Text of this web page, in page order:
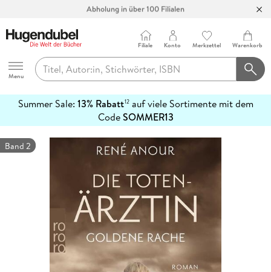
Abholung in über 100 Filialen
Hugendubel
Menu
Filiale Konto Merkzettel Warenkorb
Summer Sale: 13% Rabatt12auf viele Sortimente mit dem
CodeSOMMER13
erfahren
Band 2